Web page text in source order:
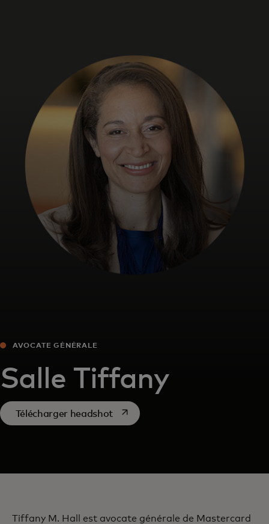
Pour les entreprises
Pour le monde
Pour les innovateurs
Actualités et tendances
AVOCATE GÉNÉRALE
Salle Tiffany
Télécharger headshots’ouvre dans un nouvel onglet
Tiffany M. Hall est avocate générale de Mastercard